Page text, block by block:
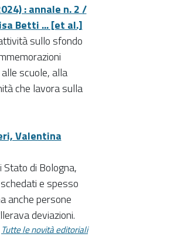
: annale n. 2 /
Betti ... [et al.]
sullo sfondo
scuole, alla
che lavora sulla
Valentina
Stato di Bologna,
e spesso
anche persone
deviazioni.
Tutte le novità editoriali